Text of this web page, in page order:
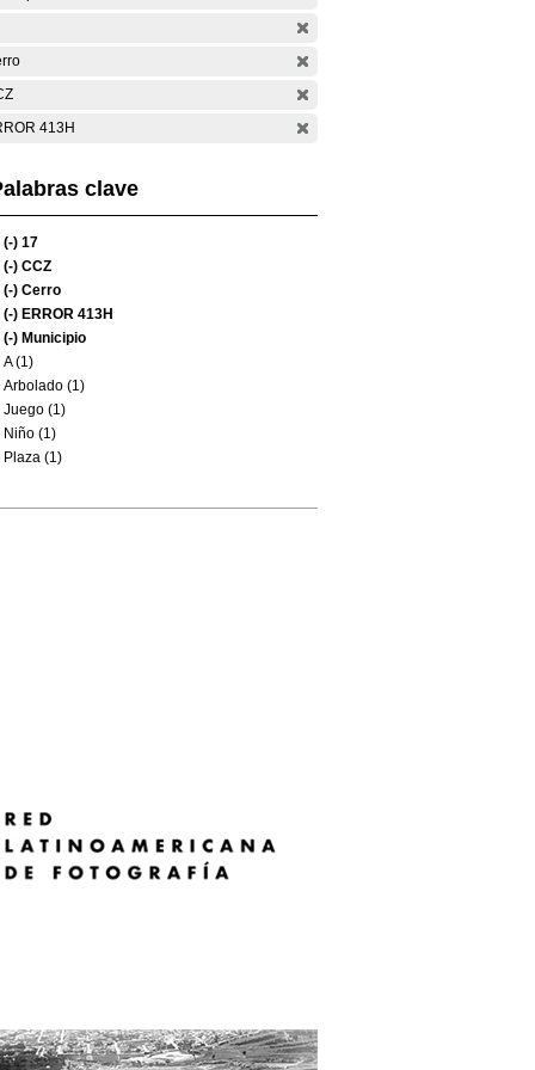
413H
clave
(-) 17
(-) CCZ
(-) Cerro
(-) ERROR 413H
(-) Municipio
A (1)
Arbolado (1)
Juego (1)
Niño (1)
Plaza (1)